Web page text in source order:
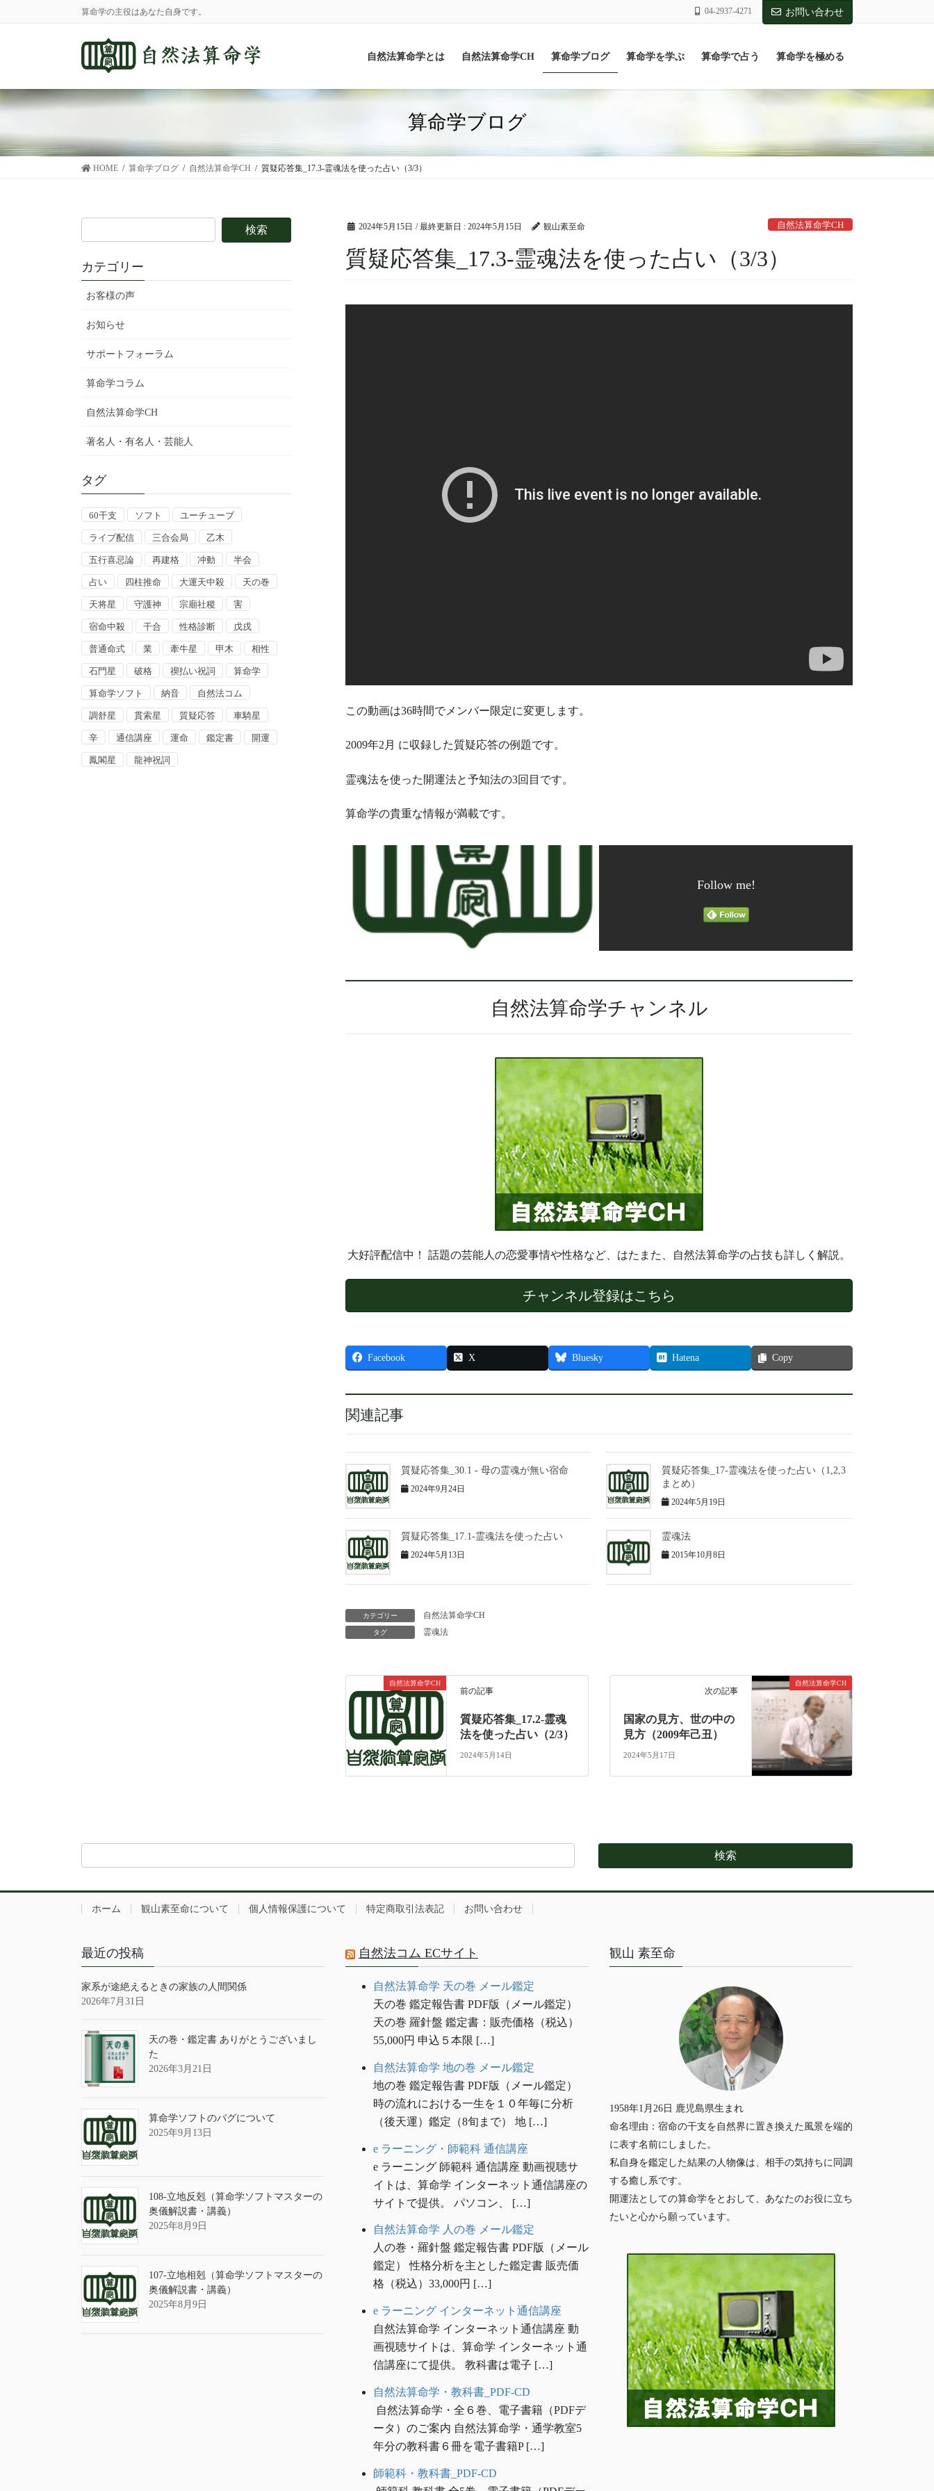
に
移
ョ
ン
移
動
算命学の主役はあなた自身です。 04-2937-4271 お問い合わせ
自然法算命学とは 自然法算命学CH 算命学ブログ 算命学を学ぶ 算命学で占う 算命学を極める
算命学ブログ
HOME 算命学ブログ 自然法算命学CH 質疑応答集_17.3-霊魂法を使った占い（3/3）
2024年5月15日 / 最終更新日 : 2024年5月15日 観山素至命 自然法算命学CH
質疑応答集_17.3-霊魂法を使った占い（3/3）
この動画は36時間でメンバー限定に変更します。
2009年2月 に収録した質疑応答の例題です。
霊魂法を使った開運法と予知法の3回目です。
算命学の貴重な情報が満載です。
Follow me!
自然法算命学チャンネル
大好評配信中！ 話題の芸能人の恋愛事情や性格など、はたまた、自然法算命学の占技も詳しく解説。
チャンネル登録はこちら
Facebook X Bluesky Hatena Copy
関連記事
質疑応答集_30.1 - 母の霊魂が無い宿命
2024年9月24日
質疑応答集_17-霊魂法を使った占い（1,2,3
まとめ）
2024年5月19日
質疑応答集_17.1-霊魂法を使った占い
2024年5月13日
霊魂法
2015年10月8日
カテゴリー 自然法算命学CH
タグ 霊魂法
自然法算命学CH
前の記事
質疑応答集_17.2-霊魂
法を使った占い（2/3）
2024年5月14日
自然法算命学CH
次の記事
国家の見方、世の中の
見方（2009年己丑）
2024年5月17日
カテゴリー
お客様の声
お知らせ
サポートフォーラム
算命学コラム
自然法算命学CH
著名人・有名人・芸能人
タグ
60干支 ソフト ユーチューブ
ライブ配信 三合会局 乙木
五行喜忌論 再建格 冲動 半会
占い 四柱推命 大運天中殺 天の巻
天将星 守護神 宗廟社稷 害
宿命中殺 干合 性格診断 戊戌
普通命式 業 牽牛星 甲木 相性
石門星 破格 禊払い祝詞 算命学
算命学ソフト 納音 自然法コム
調舒星 貫索星 質疑応答 車騎星
辛 通信講座 運命 鑑定書 開運
鳳閣星 龍神祝詞
ホーム 観山素至命について 個人情報保護について 特定商取引法表記 お問い合わせ
最近の投稿
家系が途絶えるときの家族の人間関係
2026年7月31日
天の巻・鑑定書 ありがとうございまし
た
2026年3月21日
算命学ソフトのバグについて
2025年9月13日
108-立地反剋（算命学ソフトマスターの
奥儀解説書・講義）
2025年8月9日
107-立地相剋（算命学ソフトマスターの
奥儀解説書・講義）
2025年8月9日
自然法コム ECサイト
自然法算命学 天の巻 メール鑑定
天の巻 鑑定報告書 PDF版（メール鑑定）
天の巻 羅針盤 鑑定書：販売価格（税込）
55,000円 申込５本限 […]
自然法算命学 地の巻 メール鑑定
地の巻 鑑定報告書 PDF版（メール鑑定）
時の流れにおける一生を１０年毎に分析
（後天運）鑑定（8旬まで） 地 […]
e ラーニング・師範科 通信講座
e ラーニング 師範科 通信講座 動画視聴サ
イトは、算命学 インターネット通信講座の
サイトで提供。 パソコン、 […]
自然法算命学 人の巻 メール鑑定
人の巻・羅針盤 鑑定報告書 PDF版（メール
鑑定） 性格分析を主とした鑑定書 販売価
格（税込）33,000円 […]
e ラーニング インターネット通信講座
自然法算命学 インターネット通信講座 動
画視聴サイトは、算命学 インターネット通
信講座にて提供。 教科書は電子 […]
自然法算命学・教科書_PDF-CD
自然法算命学・全６巻、電子書籍（PDFデ
ータ）のご案内 自然法算命学・通学教室5
年分の教科書６冊を電子書籍P […]
師範科・教科書_PDF-CD
観山 素至命
1958年1月26日 鹿児島県生まれ
命名理由：宿命の干支を自然界に置き換えた風景を端的
に表す名前にしました。
私自身を鑑定した結果の人物像は、相手の気持ちに同調
する癒し系です。
開運法としての算命学をとおして、あなたのお役に立ち
たいと心から願っています。